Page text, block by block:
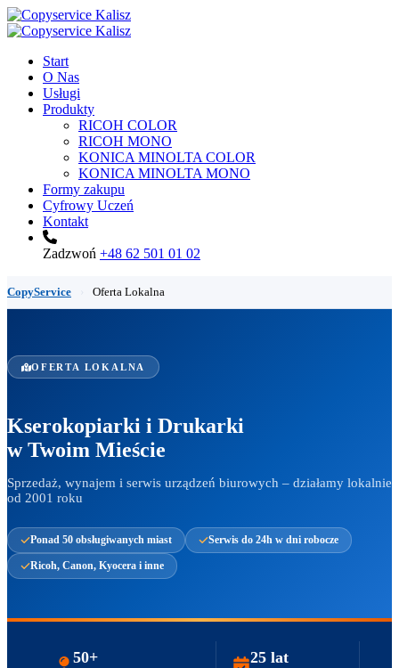
Start
O Nas
Usługi
Produkty
RICOH COLOR
RICOH MONO
KONICA MINOLTA COLOR
KONICA MINOLTA MONO
Formy zakupu
Cyfrowy Uczeń
Kontakt
Zadzwoń +48 62 501 01 02
CopyService Oferta Lokalna
OFERTA LOKALNA
Kserokopiarki i Drukarki
w Twoim Mieście
Sprzedaż, wynajem i serwis urządzeń biurowych – działamy lokalnie
od 2001 roku
Ponad 50 obsługiwanych miast Serwis do 24h w dni robocze
Ricoh, Canon, Kyocera i inne
50+ 25 lat